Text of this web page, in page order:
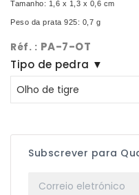
Tamanho: 1,6 x 1,3 x 0,6 cm
Peso da prata 925: 0,7 g
Réf. : PA-7-OT
Tipo de pedra ▼
Subscrever para